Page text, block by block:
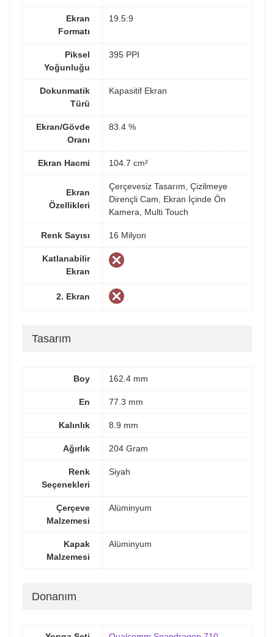
Ekran
Formatı
19.5:9
Piksel
Yoğunluğu
395 PPI
Dokunmatik
Türü
Kapasitif Ekran
Ekran/Gövde
Oranı
83.4 %
Ekran Hacmi 104.7 cm²
Ekran
Özellikleri
Çerçevesiz Tasarım, Çizilmeye
Dirençli Cam, Ekran İçinde Ön
Kamera, Multi Touch
Renk Sayısı 16 Milyon
Katlanabilir
Ekran
2. Ekran
Tasarım
Boy 162.4 mm
En 77.3 mm
Kalınlık 8.9 mm
Ağırlık 204 Gram
Renk
Seçenekleri
Siyah
Çerçeve
Malzemesi
Alüminyum
Kapak
Malzemesi
Alüminyum
Donanım